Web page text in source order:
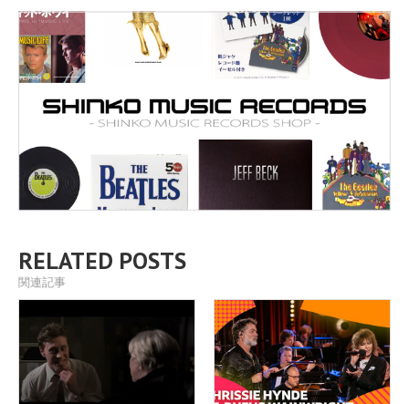
RELATED POSTS
関連記事